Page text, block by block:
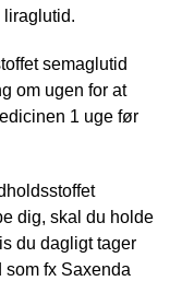
liraglutid.
semaglutid
om ugen for at
1 uge før
dig, skal du holde
du dagligt tager
fx Saxenda